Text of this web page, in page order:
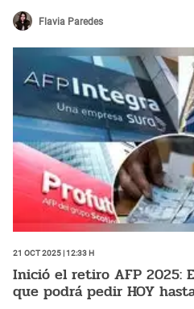
Flavia Paredes
21 Oct 2025 | 12:33 h
Inició el retiro AFP 2025:
que podrá pedir HOY